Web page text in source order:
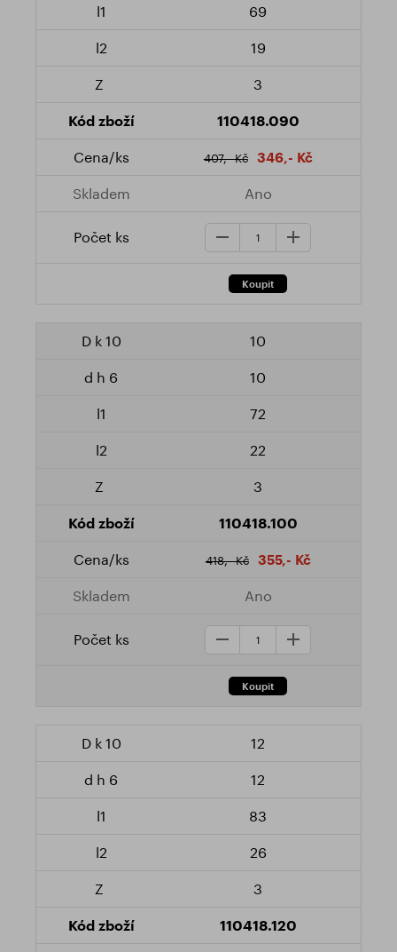
69
19
3
110418.090
407,- Kč 346,- Kč
Ano
10
10
72
22
3
110418.100
418,- Kč 355,- Kč
Ano
12
12
83
26
3
110418.120